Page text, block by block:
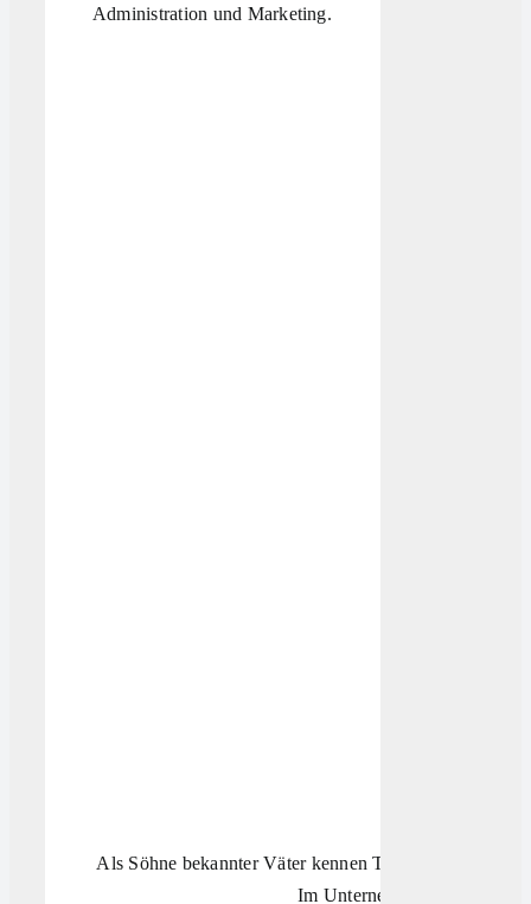
Administration und Marketing.
Als Söhne bekannter Väter kennen Tim Kersting und
Im Unternehmen Kersting